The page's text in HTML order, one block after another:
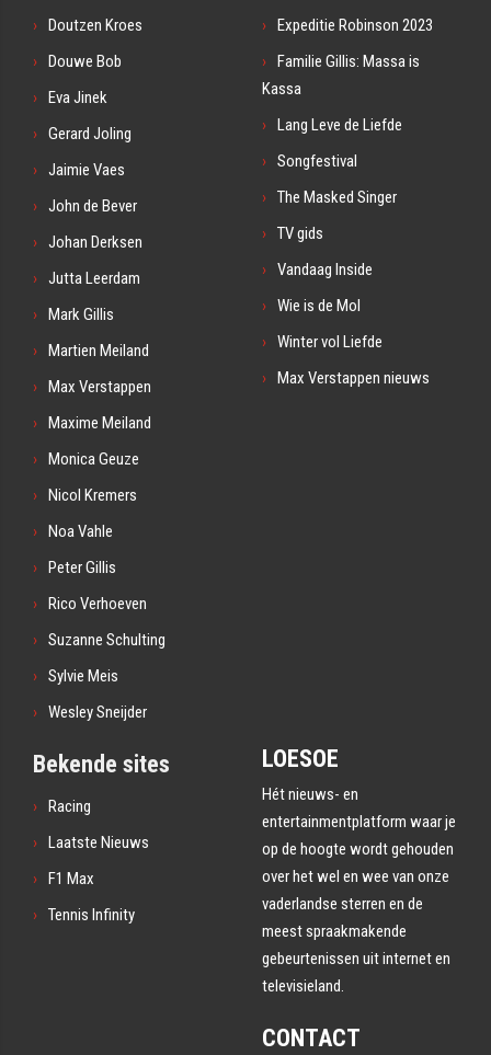
Doutzen Kroes
Douwe Bob
Eva Jinek
Gerard Joling
Jaimie Vaes
John de Bever
Johan Derksen
Jutta Leerdam
Mark Gillis
Martien Meiland
Max Verstappen
Maxime Meiland
Monica Geuze
Nicol Kremers
Noa Vahle
Peter Gillis
Rico Verhoeven
Suzanne Schulting
Sylvie Meis
Wesley Sneijder
Expeditie Robinson 2023
Familie Gillis: Massa is
Kassa
Lang Leve de Liefde
Songfestival
The Masked Singer
TV gids
Vandaag Inside
Wie is de Mol
Winter vol Liefde
Max Verstappen nieuws
Bekende sites
Racing
Laatste Nieuws
F1 Max
Tennis Infinity
LOESOE
Hét nieuws- en
entertainmentplatform waar je
op de hoogte wordt gehouden
over het wel en wee van onze
vaderlandse sterren en de
meest spraakmakende
gebeurtenissen uit internet en
televisieland.
CONTACT